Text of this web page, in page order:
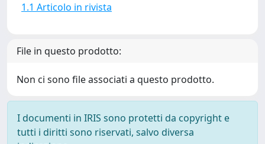
1.1 Articolo in rivista
File in questo prodotto:
Non ci sono file associati a questo prodotto.
I documenti in IRIS sono protetti da copyright e
tutti i diritti sono riservati, salvo diversa